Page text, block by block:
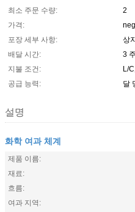
최소 주문 수량:
2
가격:
포장 세부 사항:
상
배달 시간:
3 주
지불 조건:
L/
공급 능력:
달
설명
화학 여과 체계
제품 이름:
재료:
흐름:
여과 지역: